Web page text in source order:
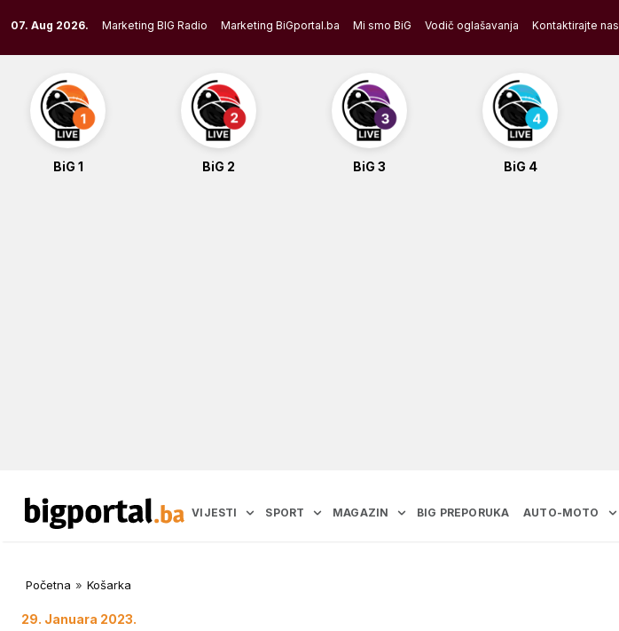
to
content
07. Aug 2026. Marketing BIG Radio Marketing BiGportal.ba Mi smo BiG Vodič oglašavanja Kontaktirajte nas
BiG 1 BiG 2 BiG 3 BiG 4
VIJESTI SPORT MAGAZIN BIG PREPORUKA AUTO-MOTO
Početna » Košarka
29. Januara 2023.